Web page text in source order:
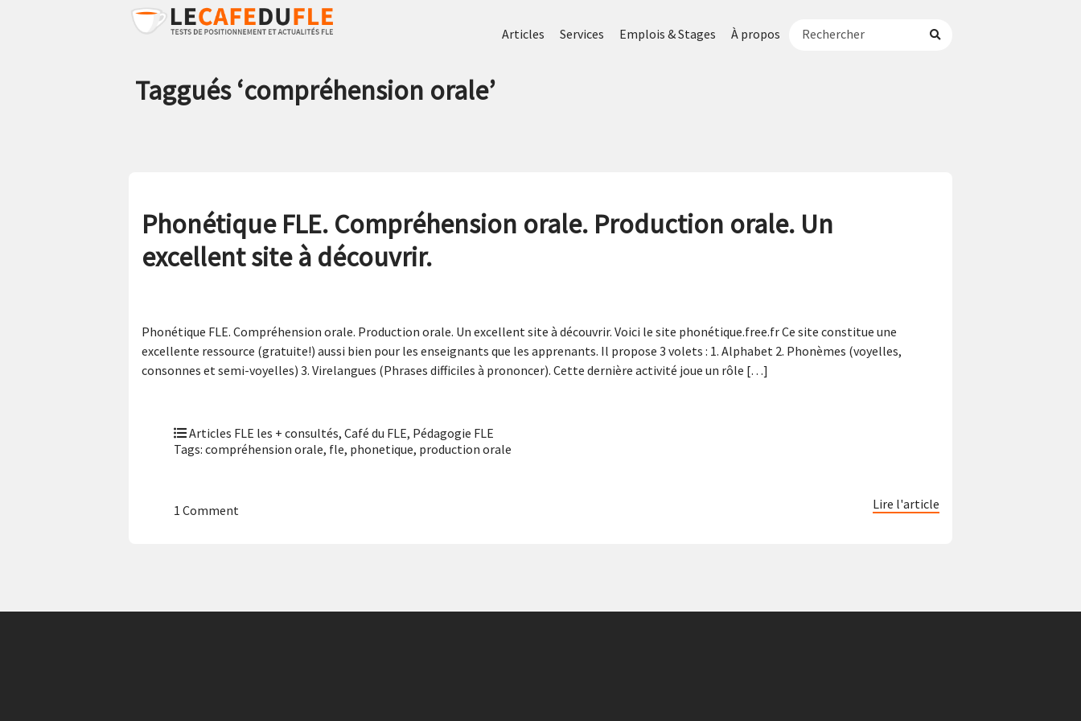
Articles Services Emplois & Stages À propos
Taggués ‘compréhension orale’
Phonétique FLE. Compréhension orale. Production orale. Un
excellent site à découvrir.
Phonétique FLE. Compréhension orale. Production orale. Un excellent site à découvrir. Voici le site phonétique.free.fr Ce site constitue une
excellente ressource (gratuite!) aussi bien pour les enseignants que les apprenants. Il propose 3 volets : 1. Alphabet 2. Phonèmes (voyelles,
consonnes et semi-voyelles) 3. Virelangues (Phrases difficiles à prononcer). Cette dernière activité joue un rôle […]
Articles FLE les + consultés, Café du FLE, Pédagogie FLE
Tags: compréhension orale, fle, phonetique, production orale
1 Comment Lire l'article